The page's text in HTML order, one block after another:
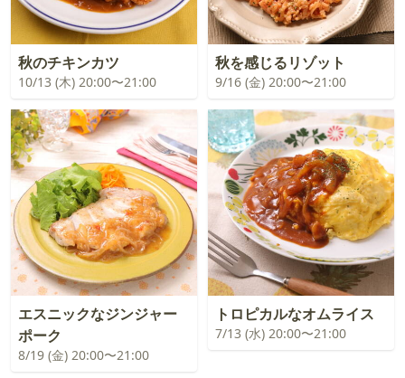
秋のチキンカツ
10/13 (木) 20:00〜21:00
秋を感じるリゾット
9/16 (金) 20:00〜21:00
エスニックなジンジャー
ポーク
8/19 (金) 20:00〜21:00
トロピカルなオムライス
7/13 (水) 20:00〜21:00